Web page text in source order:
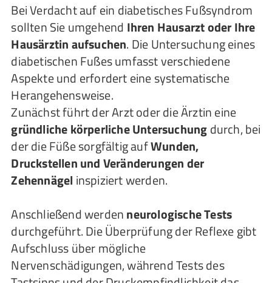
Bei Verdacht auf ein diabetisches Fußsyndrom
sollten Sie umgehend Ihren Hausarzt oder Ihre
Hausärztin aufsuchen. Die Untersuchung eines
diabetischen Fußes umfasst verschiedene
Aspekte und erfordert eine systematische
Herangehensweise.
Zunächst führt der Arzt oder die Ärztin eine
gründliche körperliche Untersuchungdurch, bei
der die Füße sorgfältig aufWunden,
Druckstellen und Veränderungen der
Zehennägel inspiziert werden.
Anschließend werdenneurologische Tests
durchgeführt. Die Überprüfung der Reflexe gibt
Aufschluss über mögliche
Nervenschädigungen, während Tests des